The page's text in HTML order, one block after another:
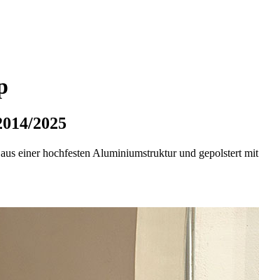
2025
einer hochfesten Aluminiumstruktur und gepolstert